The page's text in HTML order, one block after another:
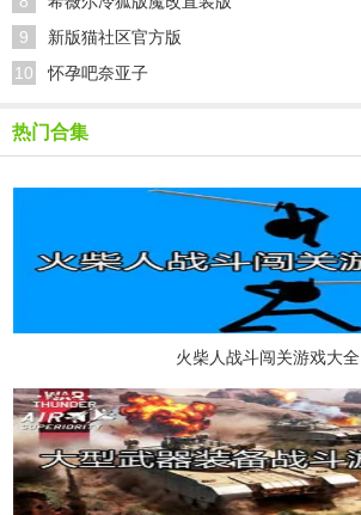
9 新版猫社区官方版
10 怀孕吧奈亚子
热门合集
火柴人战斗闯关游戏大全